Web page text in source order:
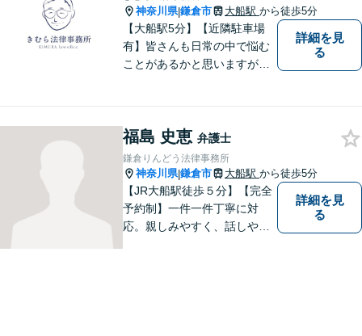
神奈川県|鎌倉市 大船駅 から徒歩5分
【大船駅5分】【近隣駐車場
有】皆さんも日常の中で悩む
ことがあるかと思いますが、
方々により良い法律サービス
を届けていきたいと思いま
す。 ぜひご相談ください。
詳細を見
る
福島 史恵 弁護士
鎌倉りんどう法律事務所
神奈川県|鎌倉市 大船駅 から徒歩5分
【JR大船駅徒歩５分】【完全
予約制】一件一件丁寧に対
応。親しみやすく、話しやす
詳細を見
る